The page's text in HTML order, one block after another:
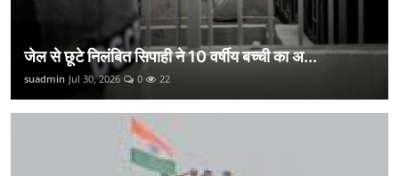
जेल से छूटे निलंबित सिपाही ने 10 वर्षीय बच्ची का अ...
suadmin Jul 30, 2026 0 22